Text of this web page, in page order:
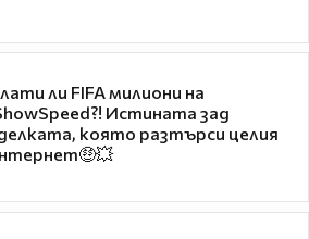
ли FIFA милиони на
Истината зад
която разтърси целия